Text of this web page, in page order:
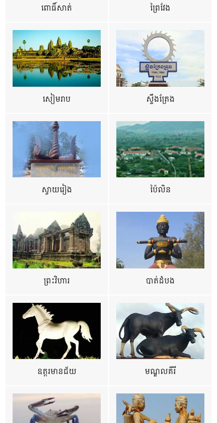
ពោធិ៍សាត់ ព្រៃវែង
សៀមរាប ស្ទឹងត្រែង
ស្វាយរៀង ប៉ៃលិន
ព្រះវិហារ បាត់ដំបង
ឧត្ដរមានជ័យ មណ្ឌលគីរី